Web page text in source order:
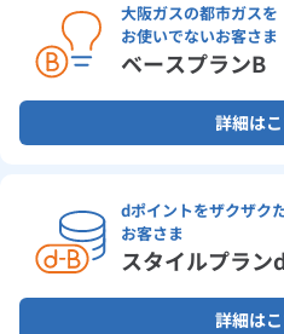
大阪ガスの都市ガスを
お使いでないお客さま
ベースプランB
詳細は
dポイントをザクザク
お客さま
スタイルプラン
詳細は